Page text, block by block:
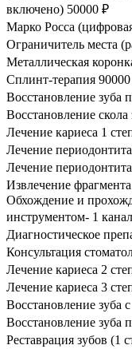
включено) 50000 ₽
Марко Росса
Ограничитель места
Металлическая
Сплинт-терапия
Восстановление зуба
Восстановление
Лечение кариеса 1
Лечение
Лечение
Извлечение
Обхождение и
инструментом- 1 канал
Диагностическое
Консультация
Лечение кариеса 2
Лечение кариеса 3
Восстановление зуба
Восстановление зуба
Реставрация зубов (1